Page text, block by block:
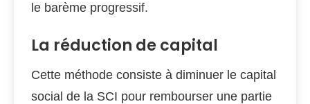
le barème progressif.
La réduction de capital
Cette méthode consiste à diminuer le capital
social de la SCI pour rembourser une partie